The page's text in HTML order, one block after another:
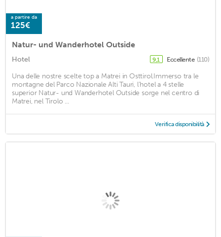
a partire da
125€
Natur- und Wanderhotel Outside
Hotel 9,1 Eccellente (110)
Una delle nostre scelte top a Matrei in Osttirol.Immerso tra le
montagne del Parco Nazionale Alti Tauri, l'hotel a 4 stelle
superior Natur- und Wanderhotel Outside sorge nel centro di
Matrei, nel Tirolo ...
Verifica disponibilità